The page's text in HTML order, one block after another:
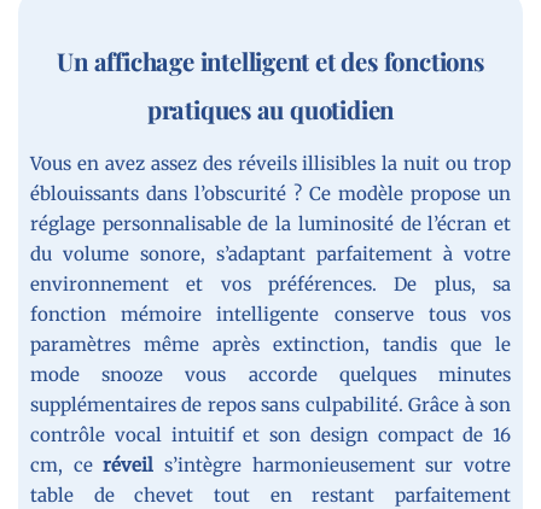
Un affichage intelligent et des fonctions
pratiques au quotidien
Vous en avez assez des réveils illisibles la nuit ou trop
éblouissants dans l’obscurité ? Ce modèle propose un
réglage personnalisable de la luminosité de l’écran et
du volume sonore, s’adaptant parfaitement à votre
environnement et vos préférences. De plus, sa
fonction mémoire intelligente conserve tous vos
paramètres même après extinction, tandis que le
mode snooze vous accorde quelques minutes
supplémentaires de repos sans culpabilité. Grâce à son
contrôle vocal intuitif et son design compact de 16
cm, ceréveil s’intègre harmonieusement sur votre
table de chevet tout en restant parfaitement